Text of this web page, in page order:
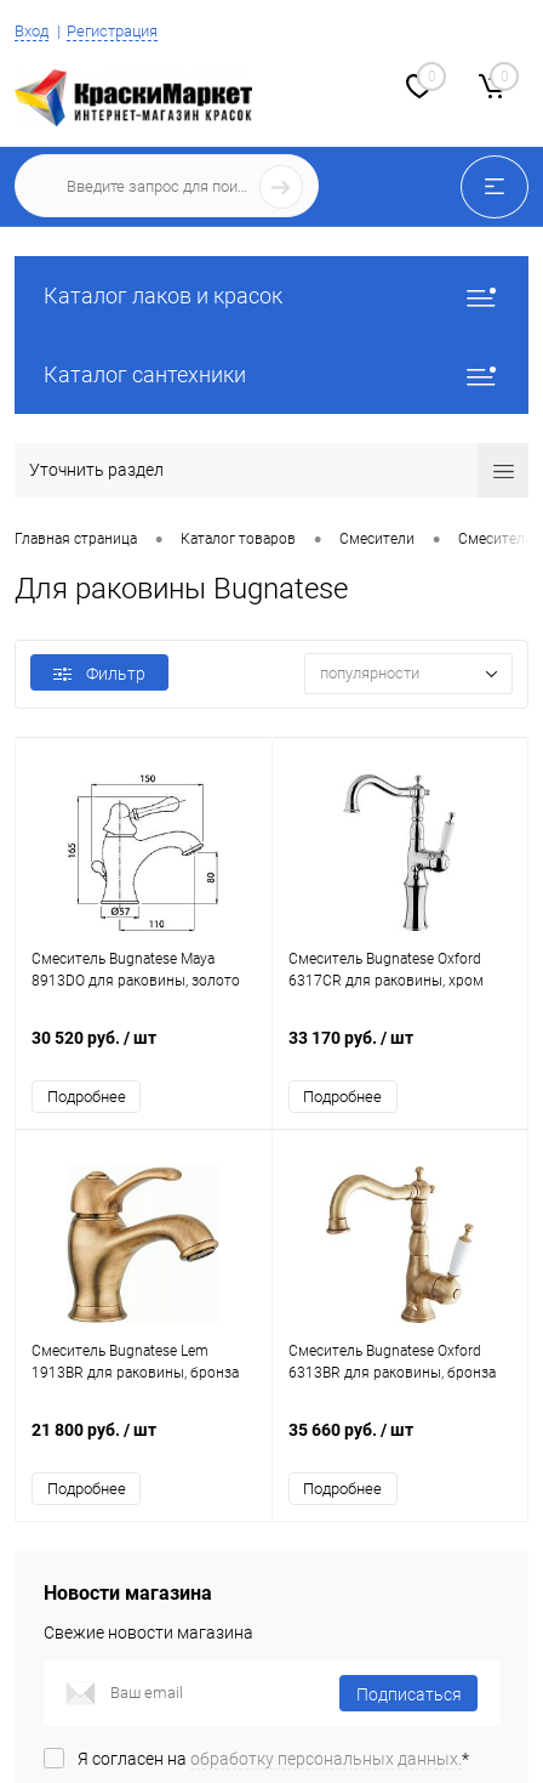
Вход Регистрация
0 0
Каталог лаков и красок
Каталог сантехники
Уточнить раздел
Главная страница • Каталог товаров • Смесители • Смесители
Для раковины Bugnatese
Фильтр популярности
Смеситель Bugnatese Maya
8913DO для раковины, золото
30 520 руб. / шт
Подробнее
Смеситель Bugnatese Oxford
6317CR для раковины, хром
33 170 руб. / шт
Подробнее
Смеситель Bugnatese Lem
1913BR для раковины, бронза
21 800 руб. / шт
Подробнее
Смеситель Bugnatese Oxford
6313BR для раковины, бронза
35 660 руб. / шт
Подробнее
Новости магазина
Свежие новости магазина
Подписаться
Я согласен на обработку персональных данных.*